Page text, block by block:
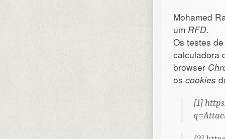
Mohamed
um RFD.
Os testes
calculadora
browser
os cookies
[1]